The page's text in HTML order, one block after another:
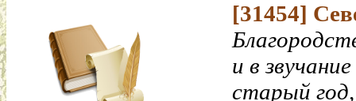
[31454]
и в
старый